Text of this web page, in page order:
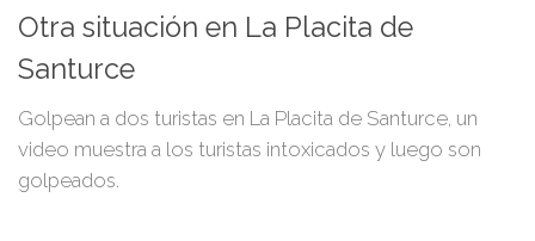
Otra situación en La Placita de
Santurce
Golpean a dos turistas en La Placita de Santurce, un
video muestra a los turistas intoxicados y luego son
golpeados.